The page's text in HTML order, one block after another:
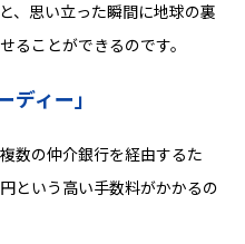
、思い立った瞬間に地球の裏
ることができるのです。
ィー」
数の仲介銀行を経由するた
という高い手数料がかかるの